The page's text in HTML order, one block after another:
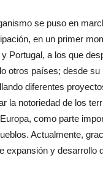
se puso en
en un primer
Portugal, a los que
otros países; desde su
diferentes
la notoriedad de los
como parte
Actualmente,
expansión y desarrollo